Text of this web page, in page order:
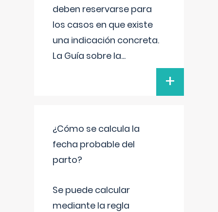
deben reservarse para
los casos en que existe
una indicación concreta.
La Guía sobre la...
+
¿Cómo se calcula la
fecha probable del
parto?
Se puede calcular
mediante la regla